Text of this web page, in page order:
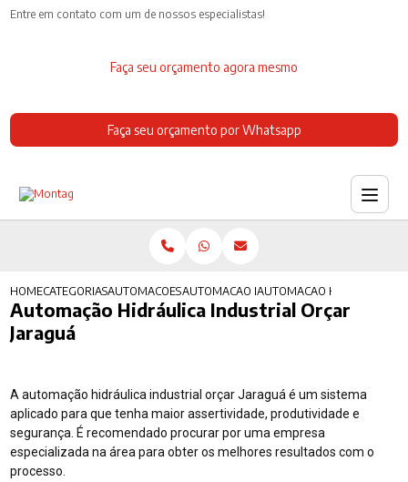
Entre em contato com um de nossos especialistas!
Faça seu orçamento agora mesmo
Faça seu orçamento por Whatsapp
HOMECATEGORIASAUTOMACOES INDUSTRIAISAUTOMACAO INDUSTRIAL REFRIGERACAO
AUTOMACAO HIDRAULICA
Automação Hidráulica Industrial Orçar
Jaraguá
A automação hidráulica industrial orçar Jaraguá é um sistema
aplicado para que tenha maior assertividade, produtividade e
segurança. É recomendado procurar por uma empresa
especializada na área para obter os melhores resultados com o
processo.